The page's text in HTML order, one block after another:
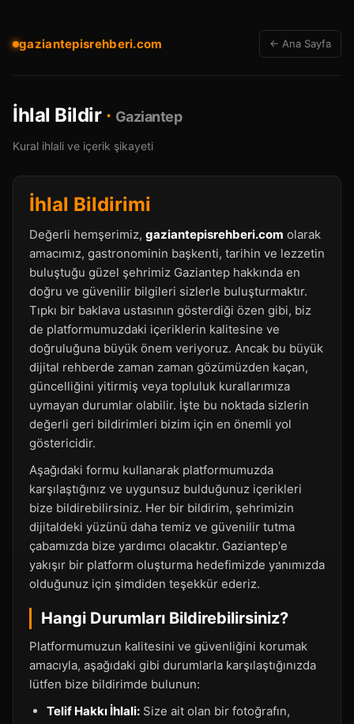
gaziantepisrehberi.com ← Ana Sayfa
İhlal Bildir · Gaziantep
Kural ihlali ve içerik şikayeti
İhlal Bildirimi
Değerli hemşerimiz, gaziantepisrehberi.com olarak
amacımız, gastronominin başkenti, tarihin ve lezzetin
buluştuğu güzel şehrimiz Gaziantep hakkında en
doğru ve güvenilir bilgileri sizlerle buluşturmaktır.
Tıpkı bir baklava ustasının gösterdiği özen gibi, biz
de platformumuzdaki içeriklerin kalitesine ve
doğruluğuna büyük önem veriyoruz. Ancak bu büyük
dijital rehberde zaman zaman gözümüzden kaçan,
güncelliğini yitirmiş veya topluluk kurallarımıza
uymayan durumlar olabilir. İşte bu noktada sizlerin
değerli geri bildirimleri bizim için en önemli yol
göstericidir.
Aşağıdaki formu kullanarak platformumuzda
karşılaştığınız ve uygunsuz bulduğunuz içerikleri
bize bildirebilirsiniz. Her bir bildirim, şehrimizin
dijitaldeki yüzünü daha temiz ve güvenilir tutma
çabamızda bize yardımcı olacaktır. Gaziantep'e
yakışır bir platform oluşturma hedefimizde yanımızda
olduğunuz için şimdiden teşekkür ederiz.
Hangi Durumları Bildirebilirsiniz?
Platformumuzun kalitesini ve güvenliğini korumak
amacıyla, aşağıdaki gibi durumlarla karşılaştığınızda
lütfen bize bildirimde bulunun:
Telif Hakkı İhlali: Size ait olan bir fotoğrafın,